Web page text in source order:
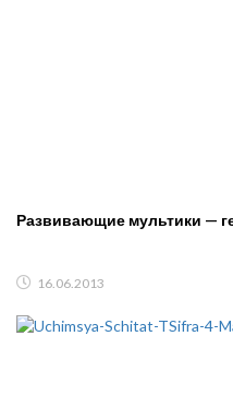
Развивающие мультики —
16.06.2013